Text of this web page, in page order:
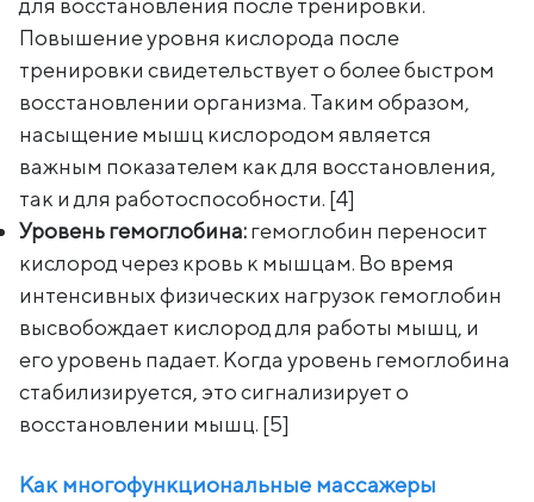
Повышение уровня кислорода после
тренировки свидетельствует о более быстром
восстановлении организма. Таким образом,
насыщение мышц кислородом является
важным показателем как для восстановления,
так и для работоспособности. [4]
Уровень гемоглобина:гемоглобин переносит
кислород через кровь к мышцам. Во время
интенсивных физических нагрузок гемоглобин
высвобождает кислород для работы мышц, и
его уровень падает. Когда уровень гемоглобина
стабилизируется, это сигнализирует о
восстановлении мышц. [5]
Как многофункциональные массажеры